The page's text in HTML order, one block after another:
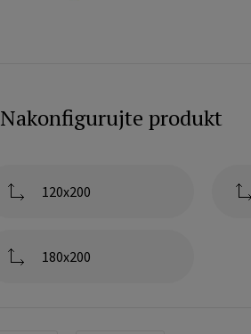
Nakonfigurujte produkt
120x200
180x200